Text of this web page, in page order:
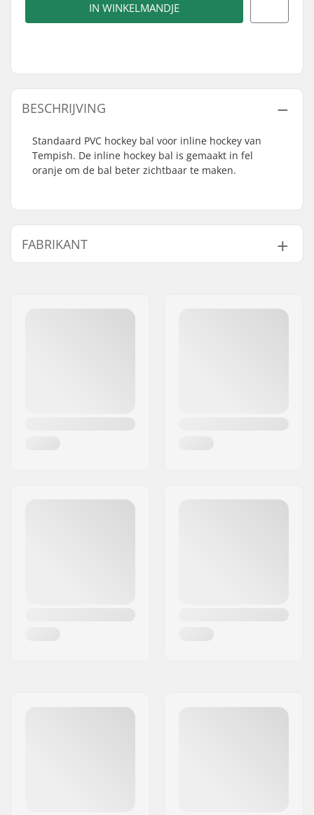
IN WINKELMANDJE
BESCHRIJVING
Standaard PVC hockey bal voor inline hockey van
Tempish. De inline hockey bal is gemaakt in fel
oranje om de bal beter zichtbaar te maken.
FABRIKANT
779 00